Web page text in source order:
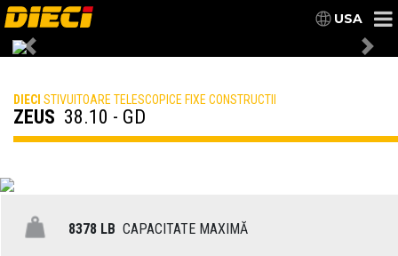
USA
Previous
DIECI STIVUITOARE TELESCOPICE FIXE CONSTRUCTII
ZEUS 38.10 - GD
8378 LB CAPACITATE MAXIMĂ